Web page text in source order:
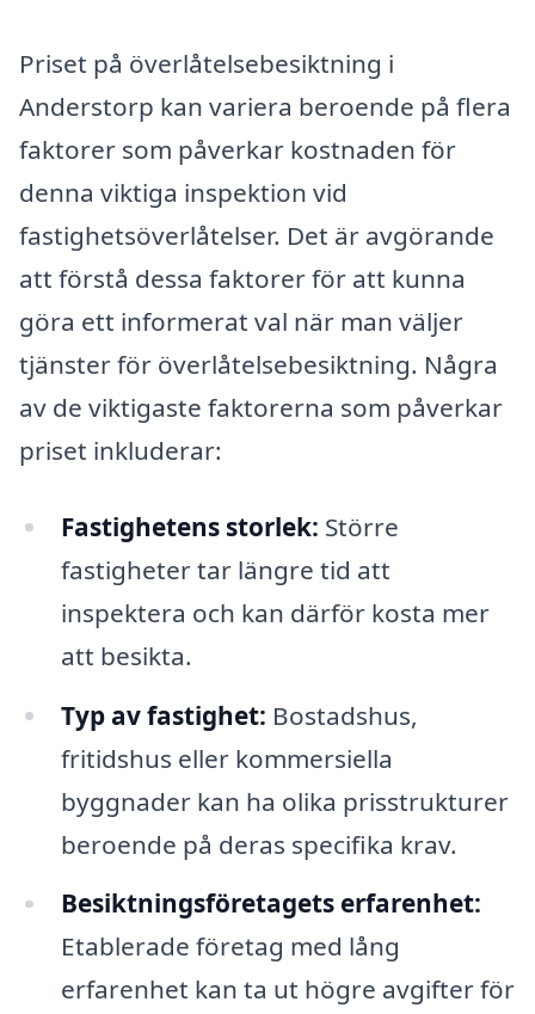
Priset på överlåtelsebesiktning i
Anderstorp kan variera beroende på flera
faktorer som påverkar kostnaden för
denna viktiga inspektion vid
fastighetsöverlåtelser. Det är avgörande
att förstå dessa faktorer för att kunna
göra ett informerat val när man väljer
tjänster för överlåtelsebesiktning. Några
av de viktigaste faktorerna som påverkar
priset inkluderar:
Fastighetens storlek: Större
fastigheter tar längre tid att
inspektera och kan därför kosta mer
att besikta.
Typ av fastighet: Bostadshus,
fritidshus eller kommersiella
byggnader kan ha olika prisstrukturer
beroende på deras specifika krav.
Besiktningsföretagets erfarenhet:
Etablerade företag med lång
erfarenhet kan ta ut högre avgifter för